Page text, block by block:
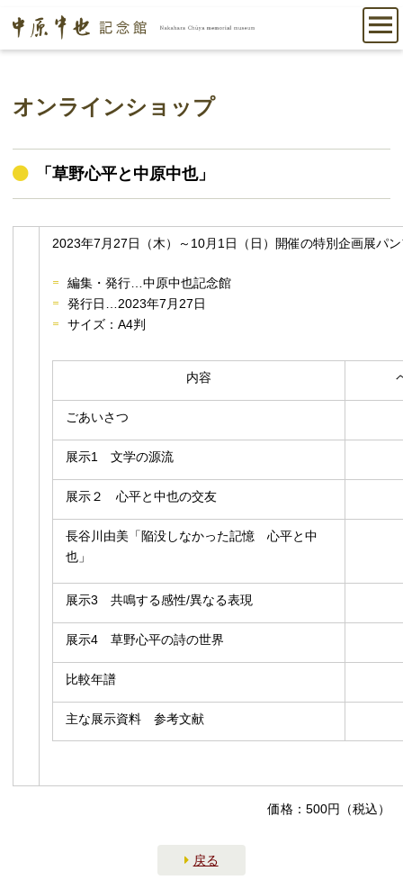
オンラインショップ
「草野心平と中原中也」
2023年7月27日（木）～10月1日（日）開催の特別企画展パ
編集・発行…中原中也記念館
発行日…2023年7月27日
サイズ：A4判
内容
ごあいさつ
展示1 文学の源流
展示２ 心平と中也の交友
長谷川由美「陥没しなかった記憶 心平と中
也」
展示3 共鳴する感性/異なる表現
展示4 草野心平の詩の世界
比較年譜
主な展示資料 参考文献
価格：500円（税込）
戻る